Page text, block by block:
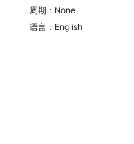
周期：None
语言：English